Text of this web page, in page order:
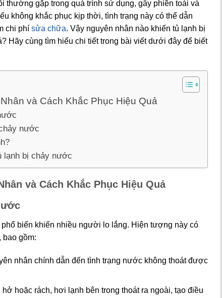
thường gặp trong quá trình sử dụng, gây phiền toái và
không khắc phục kịp thời, tình trạng này có thể dẫn
chi phí sửa chữa. Vậy nguyên nhân nào khiến tủ lạnh bị
Hãy cùng tìm hiểu chi tiết trong bài viết dưới đây để biết
và Cách Khắc Phục Hiệu Quả
nước
lạnh bị chảy nước
và Cách Khắc Phục Hiệu Quả
biến khiến nhiều người lo lắng. Hiện tượng này có
bao gồm:
nhân chính dẫn đến tình trạng nước không thoát được
hở hoặc rách, hơi lạnh bên trong thoát ra ngoài, tạo điều